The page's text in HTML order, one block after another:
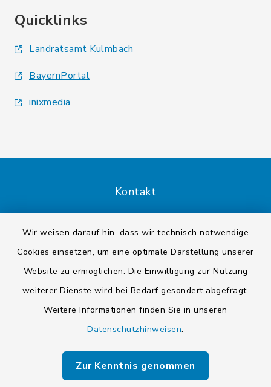
Wir weisen darauf hin, dass wir technisch notwendige
Cookies einsetzen, um eine optimale Darstellung unserer
Website zu ermöglichen. Die Einwilligung zur Nutzung
weiterer Dienste wird bei Bedarf gesondert abgefragt.
Weitere Informationen finden Sie in unseren
Datenschutzhinweisen.
Zur Kenntnis genommen
Quicklinks
Landratsamt Kulmbach
BayernPortal
inixmedia
Kontakt
Datenschutz
Impressum
Sitemap
Cookie-Einstellungen